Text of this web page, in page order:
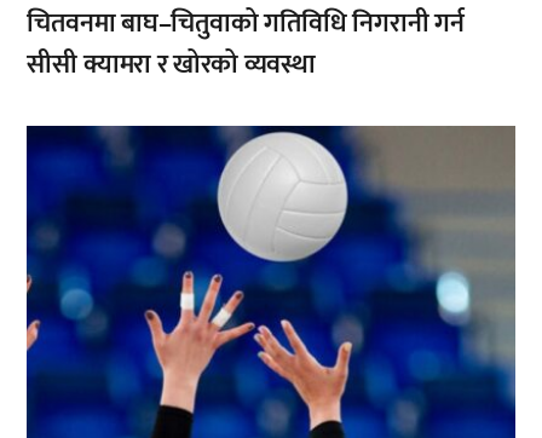
चितवनमा बाघ–चितुवाको गतिविधि निगरानी गर्न
सीसी क्यामरा र खोरको व्यवस्था
,